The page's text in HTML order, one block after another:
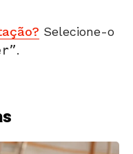
Selecione-o
.